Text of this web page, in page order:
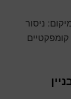
ניסור